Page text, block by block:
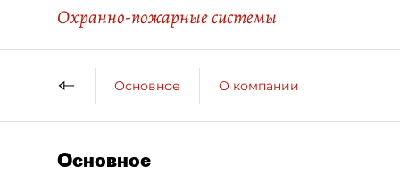
Охранно-пожарные системы
Основное О компании
Основное